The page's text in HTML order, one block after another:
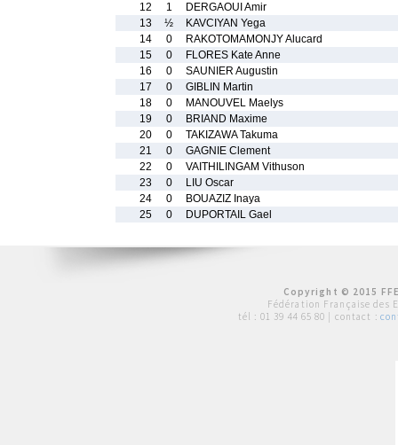
12
1
DERGAOUI Amir
13
½
KAVCIYAN Yega
14
0
RAKOTOMAMONJY Alucard
15
0
FLORES Kate Anne
16
0
SAUNIER Augustin
17
0
GIBLIN Martin
18
0
MANOUVEL Maelys
19
0
BRIAND Maxime
20
0
TAKIZAWA Takuma
21
0
GAGNIE Clement
22
0
VAITHILINGAM Vithuson
23
0
LIU Oscar
24
0
BOUAZIZ Inaya
25
0 DUPORTAIL Gael
Copyright © 2015
Fédération Française des
tél : 01 39 44 65 80 | contact :